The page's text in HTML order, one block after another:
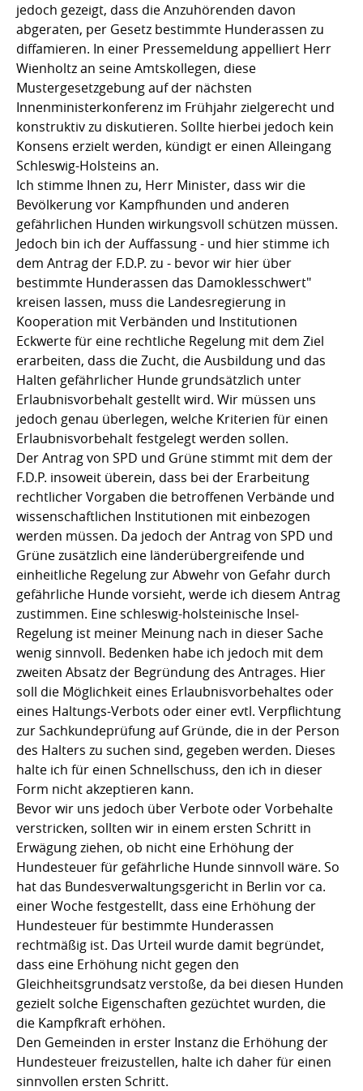
jedoch gezeigt, dass die Anzuhörenden davon
abgeraten, per Gesetz bestimmte Hunderassen zu
diffamieren. In einer Pressemeldung appelliert Herr
Wienholtz an seine Amtskollegen, diese
Mustergesetzgebung auf der nächsten
Innenministerkonferenz im Frühjahr zielgerecht und
konstruktiv zu diskutieren. Sollte hierbei jedoch kein
Konsens erzielt werden, kündigt er einen Alleingang
Schleswig-Holsteins an.
Ich stimme Ihnen zu, Herr Minister, dass wir die
Bevölkerung vor Kampfhunden und anderen
gefährlichen Hunden wirkungsvoll schützen müssen.
Jedoch bin ich der Auffassung - und hier stimme ich
dem Antrag der F.D.P. zu - bevor wir hier über
bestimmte Hunderassen das Damoklesschwert"
kreisen lassen, muss die Landesregierung in
Kooperation mit Verbänden und Institutionen
Eckwerte für eine rechtliche Regelung mit dem Ziel
erarbeiten, dass die Zucht, die Ausbildung und das
Halten gefährlicher Hunde grundsätzlich unter
Erlaubnisvorbehalt gestellt wird. Wir müssen uns
jedoch genau überlegen, welche Kriterien für einen
Erlaubnisvorbehalt festgelegt werden sollen.
Der Antrag von SPD und Grüne stimmt mit dem der
F.D.P. insoweit überein, dass bei der Erarbeitung
rechtlicher Vorgaben die betroffenen Verbände und
wissenschaftlichen Institutionen mit einbezogen
werden müssen. Da jedoch der Antrag von SPD und
Grüne zusätzlich eine länderübergreifende und
einheitliche Regelung zur Abwehr von Gefahr durch
gefährliche Hunde vorsieht, werde ich diesem Antrag
zustimmen. Eine schleswig-holsteinische Insel-
Regelung ist meiner Meinung nach in dieser Sache
wenig sinnvoll. Bedenken habe ich jedoch mit dem
zweiten Absatz der Begründung des Antrages. Hier
soll die Möglichkeit eines Erlaubnisvorbehaltes oder
eines Haltungs-Verbots oder einer evtl. Verpflichtung
zur Sachkundeprüfung auf Gründe, die in der Person
des Halters zu suchen sind, gegeben werden. Dieses
halte ich für einen Schnellschuss, den ich in dieser
Form nicht akzeptieren kann.
Bevor wir uns jedoch über Verbote oder Vorbehalte
verstricken, sollten wir in einem ersten Schritt in
Erwägung ziehen, ob nicht eine Erhöhung der
Hundesteuer für gefährliche Hunde sinnvoll wäre. So
hat das Bundesverwaltungsgericht in Berlin vor ca.
einer Woche festgestellt, dass eine Erhöhung der
Hundesteuer für bestimmte Hunderassen
rechtmäßig ist. Das Urteil wurde damit begründet,
dass eine Erhöhung nicht gegen den
Gleichheitsgrundsatz verstoße, da bei diesen Hunden
gezielt solche Eigenschaften gezüchtet wurden, die
die Kampfkraft erhöhen.
Den Gemeinden in erster Instanz die Erhöhung der
Hundesteuer freizustellen, halte ich daher für einen
sinnvollen ersten Schritt.